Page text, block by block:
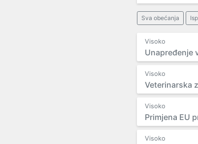
Sva obećanja
Visoko
Unapređenje
Visoko
Veterinarska
Visoko
Primjena EU
Visoko